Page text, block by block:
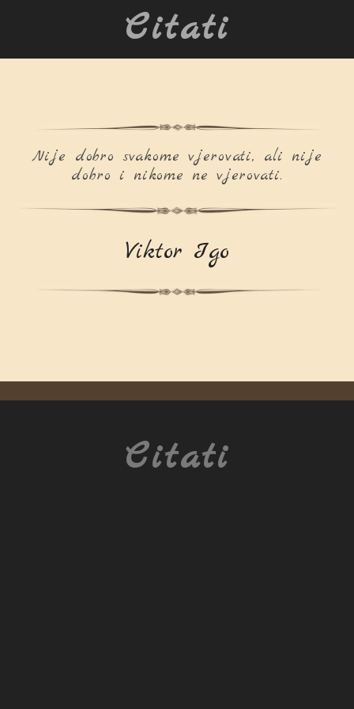
Citati
Nije dobro svakome vjerovati, ali nije
dobro i nikome ne vjerovati.
Viktor Igo
Citati